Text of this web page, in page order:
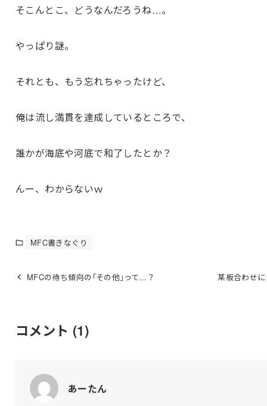
そこんとこ、どうなんだろうね…。
やっぱり謎。
それとも、もう忘れちゃったけど、
俺は流し満貫を達成しているところで、
誰かが海底や河底で和了したとか？
んー、わからないｗ
MFC書きなぐり
MFCの待ち傾向の｢その他｣って…？ 某板合わせ
コメント (1)
あーたん